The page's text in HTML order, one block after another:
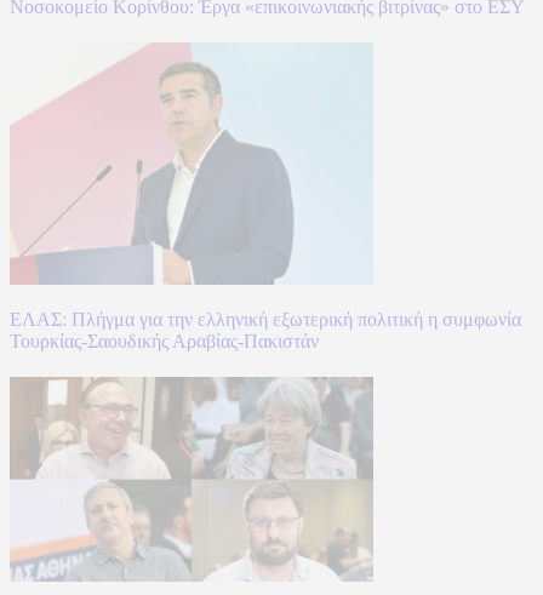
Νοσοκομείο Κορίνθου: Έργα «επικοινωνιακής βιτρίνας» στο ΕΣΥ
ΕΛΑΣ: Πλήγμα για την ελληνική εξωτερική πολιτική η συμφωνία
Τουρκίας-Σαουδικής Αραβίας-Πακιστάν